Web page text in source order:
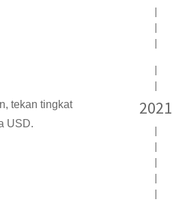
|
|
|
tekan tingkat
USD.
|
|
2021
|
|
|
|
|